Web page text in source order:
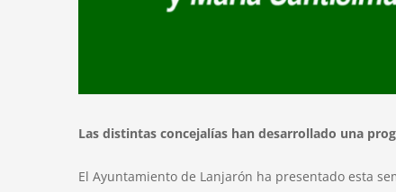
Las distintas concejalías han desarrollado una
El Ayuntamiento de Lanjarón ha presentado esta